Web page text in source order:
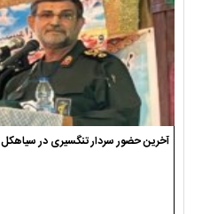
آخرین حضور سردار تنگسیری در سیاهکل